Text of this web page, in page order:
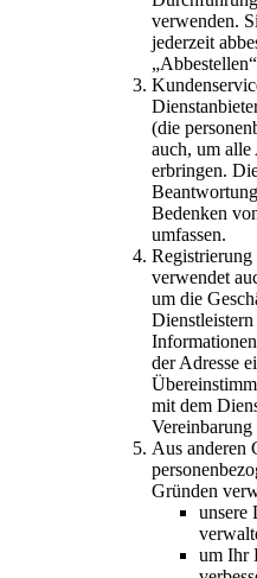
verwenden.
jederzeit
(die
auch, um
erbringen.
Bedenken
umfassen.
verwendet
um die
der Adresse
mit dem
Aus anderen
Gründen
unsere
um Ihr